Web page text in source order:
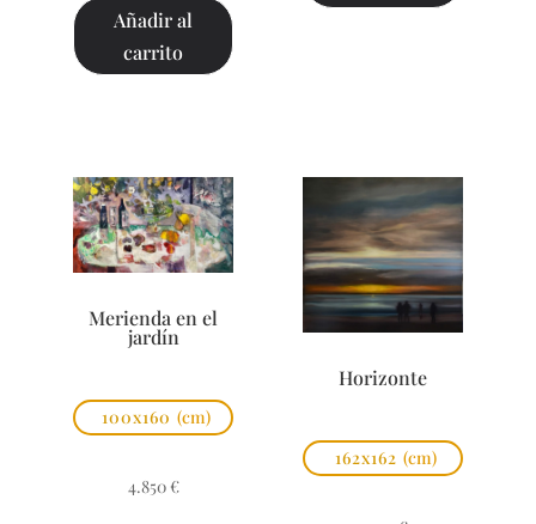
Añadir al
carrito
Merienda en el
jardín
100x160 (cm)
4.850 €
Horizonte
162x162 (cm)